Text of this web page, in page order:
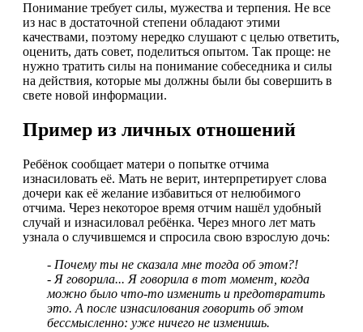
Понимание требует силы, мужества и терпения. Не все
из нас в достаточной степени обладают этими
качествами, поэтому нередко слушают с целью ответить,
оценить, дать совет, поделиться опытом. Так проще: не
нужно тратить силы на понимание собеседника и силы
на действия, которые мы должны были бы совершить в
свете новой информации.
Пример из личных отношений
Ребёнок сообщает матери о попытке отчима
изнасиловать её. Мать не верит, интерпретирует слова
дочери как её желание избавиться от нелюбимого
отчима. Через некоторое время отчим нашёл удобный
случай и изнасиловал ребёнка. Через много лет мать
узнала о случившемся и спросила свою взрослую дочь:
- Почему ты не сказала мне тогда об этом?!
- Я говорила... Я говорила в тот момент, когда
можно было что-то изменить и предотвратить
это. А после изнасилования говорить об этом
бессмысленно: уже ничего не изменишь.